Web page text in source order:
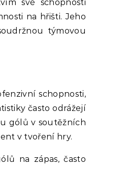
své schopnosti
na hřišti. Jeho
týmovou
schopnosti,
často odrážejí
gólů v soutěžních
v tvoření hry.
na zápas, často